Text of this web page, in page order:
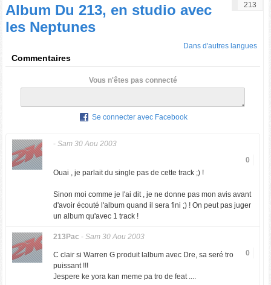
213
Album Du 213, en studio avec
les Neptunes
Dans d'autres langues
Commentaires
Vous n'êtes pas connecté
Se connecter avec Facebook
- Sam 30 Aou 2003
0
Ouai , je parlait du single pas de cette track ;) !
Sinon moi comme je l'ai dit , je ne donne pas mon avis avant
d'avoir écouté l'album quand il sera fini ;) ! On peut pas juger
un album qu'avec 1 track !
213Pac - Sam 30 Aou 2003
0
C clair si Warren G produit lalbum avec Dre, sa seré tro
puissant !!!
Jespere ke yora kan meme pa tro de feat ....